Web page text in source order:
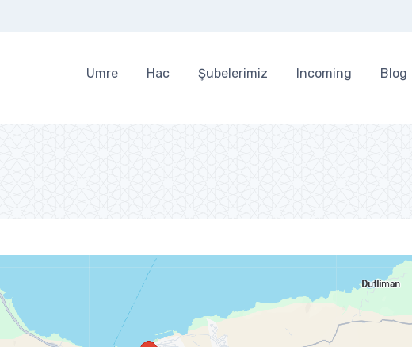
Umre Hac Şubelerimiz Incoming Blog